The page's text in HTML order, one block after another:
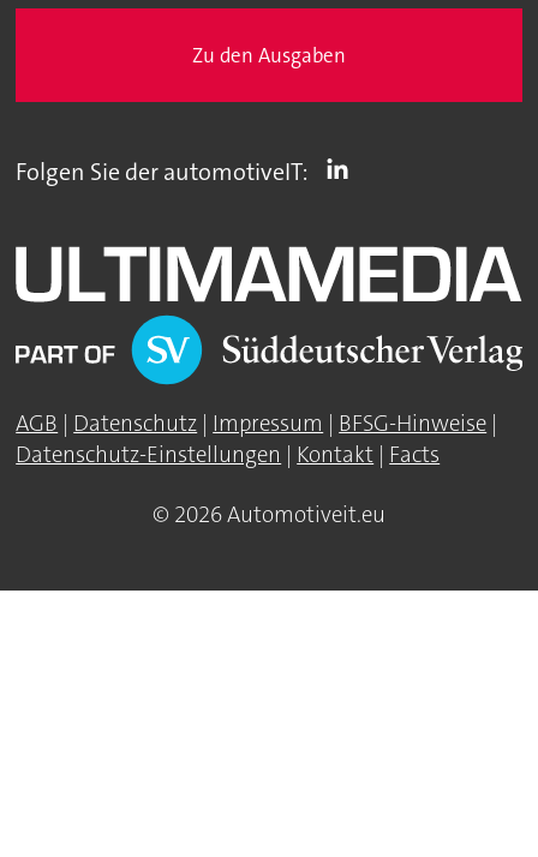
Zu den Ausgaben
Folgen Sie der automotiveIT:
AGB | Datenschutz | Impressum | BFSG-Hinweise |
Datenschutz-Einstellungen | Kontakt | Facts
© 2026 Automotiveit.eu